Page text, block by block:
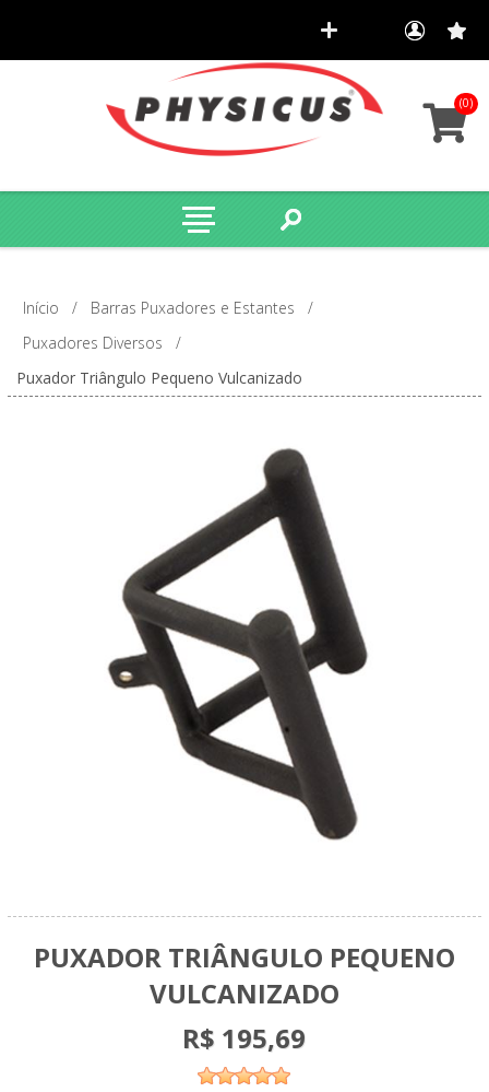
(0)
Início / Barras Puxadores e Estantes
/
Puxadores Diversos
/
Puxador Triângulo Pequeno Vulcanizado
PUXADOR TRIÂNGULO PEQUENO
VULCANIZADO
R$ 195,69